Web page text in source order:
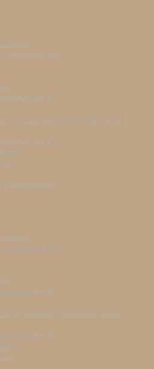
P7
Grugapark-Therme & Sauna
P7
Hausordnung
P7
Grugapark-Therme & Sauna
P7